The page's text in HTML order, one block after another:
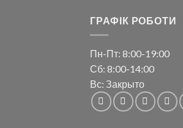
ГРАФІК РОБОТИ
Пн-Пт: 8:00-19:00
Сб: 8:00-14:00
Вс: Закрыто